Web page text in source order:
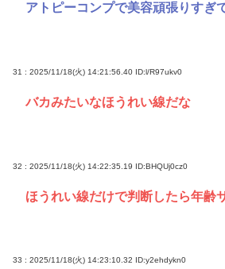
アトピーコンプで美容頑張りすぎ
31 : 2025/11/18(火) 14:21:56.40 ID:l/R97ukv0
バカみたいなほうれい線だな
32 : 2025/11/18(火) 14:22:35.19 ID:BHQUj0cz0
ほうれい線だけで判断したら年齢
33 : 2025/11/18(火) 14:23:10.32 ID:y2ehdykn0